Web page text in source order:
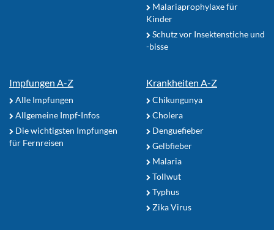
Malariaprophylaxe für
Kinder
Schutz vor Insektenstiche und
-bisse
Impfungen A-Z
Alle Impfungen
Allgemeine Impf-Infos
Die wichtigsten Impfungen
für Fernreisen
Krankheiten A-Z
Chikungunya
Cholera
Denguefieber
Gelbfieber
Malaria
Tollwut
Typhus
Zika Virus